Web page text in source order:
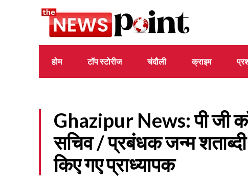
होम टॉप स्टोरीज चंदौली क्राइम
Ghazipur News: पी जी
सचिव / प्रबंधक जन्म शताब्दी
किए गए प्राध्यापक